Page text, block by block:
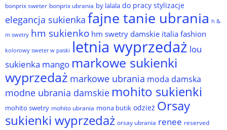
bonprix sweter bonprix ubrania by lalala do pracy stylizacje
elegancja sukienka fajne tanie ubrania h &
m swetry hm sukienko hm swetry damskie italia fashion
kolorowy sweter w paski letnia wyprzedaż lou
sukienka mango markowe sukienki
wyprzedaż markowe ubrania moda damska
modne ubrania damskie mohito sukienki
mohito swetry mohito ubrania mona butik odzież Orsay
sukienki wyprzedaż orsay ubrania renee reserved